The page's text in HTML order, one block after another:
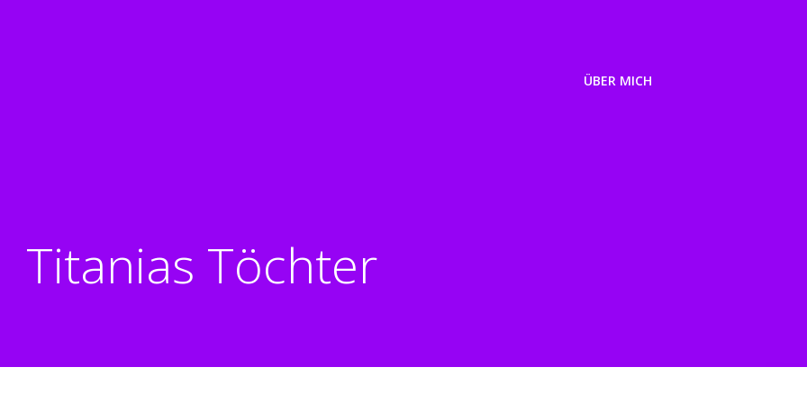
ÜBER MICH
Titanias Töchter